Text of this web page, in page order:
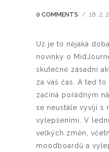
0 COMMENTS / 18. 2.
Už je to nějaká
novinky o
skutečně zásadní
za váš čas. A teď
začíná pořádným
se neustále vyvíjí s
vylepšeními. V
velkých změn,
moodboardů a